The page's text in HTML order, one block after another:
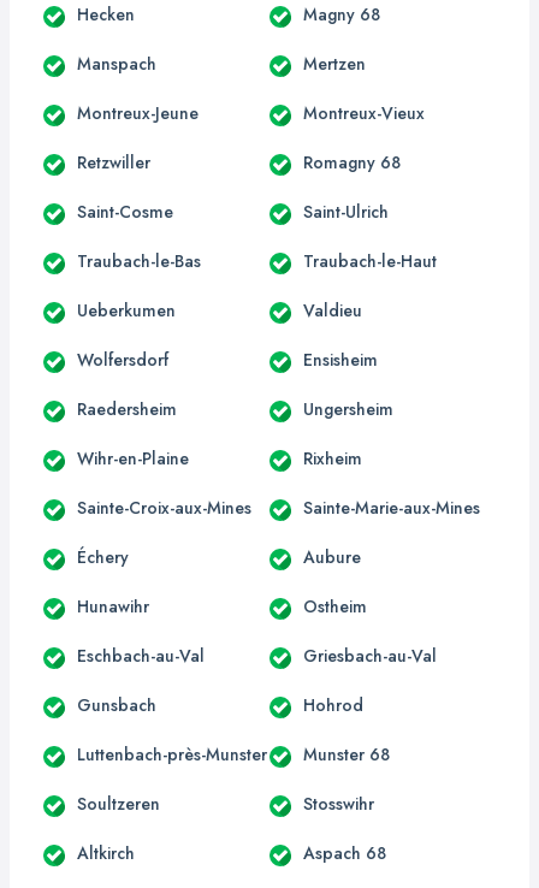
Hecken Magny 68
Manspach Mertzen
Montreux-Jeune Montreux-Vieux
Retzwiller Romagny 68
Saint-Cosme Saint-Ulrich
Traubach-le-Bas Traubach-le-Haut
Ueberkumen Valdieu
Wolfersdorf Ensisheim
Raedersheim Ungersheim
Wihr-en-Plaine Rixheim
Sainte-Croix-aux-Mines Sainte-Marie-aux-Mines
Échery Aubure
Hunawihr Ostheim
Eschbach-au-Val Griesbach-au-Val
Gunsbach Hohrod
Luttenbach-près-Munster Munster 68
Soultzeren Stosswihr
Altkirch Aspach 68